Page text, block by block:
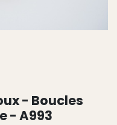
- Boucles
- A993